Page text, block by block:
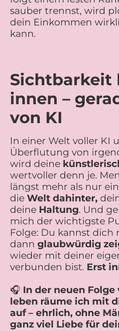
sauber trennst, wird
dein Einkommen
kann.
Sichtbarkeit
innen –
von KI
In einer Welt voller KI
Überflutung von
wird deine
wertvoller denn je.
längst mehr als nur
die Welt dahinter,
deine Haltung. Und
mich der wichtigste
Folge: Du kannst dich
dann glaubwürdig
wieder mit deiner
verbunden bist. Erst
🎧 In der neuen
leben räume ich mit
auf – ehrlich, ohne
ganz viel Liebe für